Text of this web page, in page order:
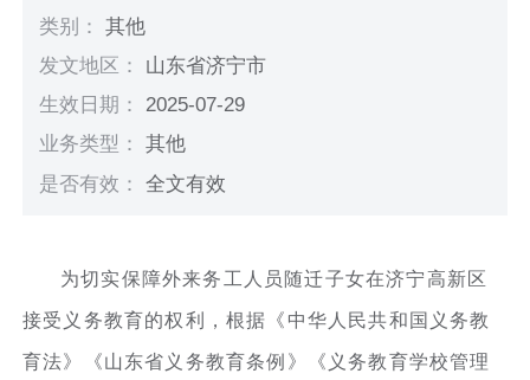
类别：其他
发文地区： 山东省济宁市
生效日期： 2025-07-29
业务类型：其他
是否有效：全文有效
为切实保障外来务工人员随迁子女在济宁高新区
接受义务教育的权利，根据《中华人民共和国义务教
育法》《山东省义务教育条例》《义务教育学校管理